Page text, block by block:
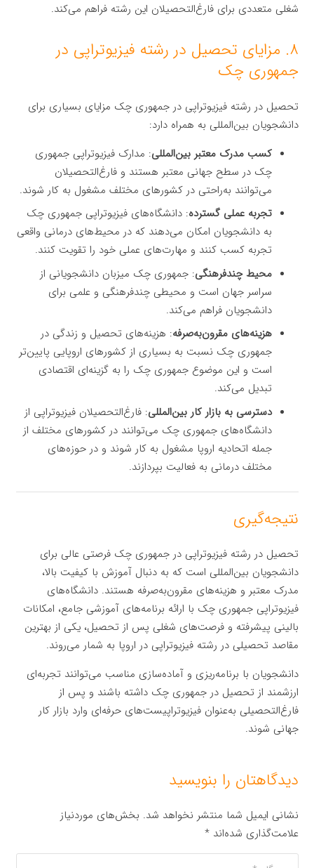
شغلی متعددی برای فارغ‌التحصیلان این رشته فراهم می‌کند.
۸. مزایای تحصیل در رشته فیزیوتراپی در
جمهوری چک
تحصیل در رشته فیزیوتراپی در جمهوری چک مزایای بسیاری برای
دانشجویان بین‌المللی به همراه دارد:
کسب مدرک معتبر بین‌المللی: مدارک فیزیوتراپی جمهوری
چک در سطح جهانی معتبر هستند و فارغ‌التحصیلان
می‌توانند به‌راحتی در کشورهای مختلف مشغول به کار شوند.
تجربه عملی گسترده: دانشگاه‌های فیزیوتراپی جمهوری چک
به دانشجویان امکان می‌دهند که در محیط‌های درمانی واقعی
تجربه کسب کنند و مهارت‌های عملی خود را تقویت کنند.
محیط چندفرهنگی: جمهوری چک میزبان دانشجویانی از
سراسر جهان است و محیطی چندفرهنگی و علمی برای
دانشجویان فراهم می‌کند.
هزینه‌های مقرون‌به‌صرفه: هزینه‌های تحصیل و زندگی در
جمهوری چک نسبت به بسیاری از کشورهای اروپایی پایین‌تر
است و این موضوع جمهوری چک را به گزینه‌ای اقتصادی
تبدیل می‌کند.
دسترسی به بازار کار بین‌المللی: فارغ‌التحصیلان فیزیوتراپی از
دانشگاه‌های جمهوری چک می‌توانند در کشورهای مختلف از
جمله اتحادیه اروپا مشغول به کار شوند و در حوزه‌های
مختلف درمانی به فعالیت بپردازند.
نتیجه‌گیری
تحصیل در رشته فیزیوتراپی در جمهوری چک فرصتی عالی برای
دانشجویان بین‌المللی است که به دنبال آموزش با کیفیت بالا،
مدرک معتبر و هزینه‌های مقرون‌به‌صرفه هستند. دانشگاه‌های
فیزیوتراپی جمهوری چک با ارائه برنامه‌های آموزشی جامع، امکانات
بالینی پیشرفته و فرصت‌های شغلی پس از تحصیل، یکی از بهترین
مقاصد تحصیلی در رشته فیزیوتراپی در اروپا به شمار می‌روند.
دانشجویان با برنامه‌ریزی و آماده‌سازی مناسب می‌توانند تجربه‌ای
ارزشمند از تحصیل در جمهوری چک داشته باشند و پس از
فارغ‌التحصیلی به‌عنوان فیزیوتراپیست‌های حرفه‌ای وارد بازار کار
جهانی شوند.
دیدگاهتان را بنویسید
نشانی ایمیل شما منتشر نخواهد شد. بخش‌های موردنیاز
علامت‌گذاری شده‌اند*